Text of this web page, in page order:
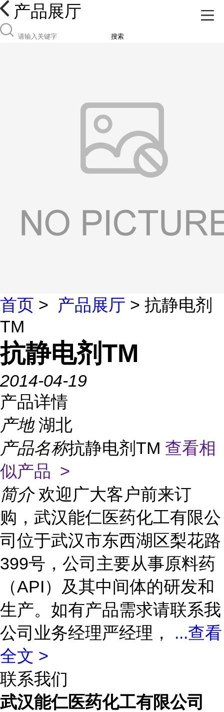
产品展厅
搜索
首页 > 产品展厅 > 抗静电剂
TM
抗静电剂TM
2014-04-19
产品详情
产地 湖北
产品名称抗静电剂TM 查看相
似产品 >
简介 欢迎广大客户前来订
购，武汉能仁医药化工有限公
司位于武汉市东西湖区梨花路
399号，公司主要从事原料药
（API）及其中间体的研发和
生产。如有产品需求请联系我
公司业务经理严经理， ...查看
全文 >
联系我们
武汉能仁医药化工有限公司